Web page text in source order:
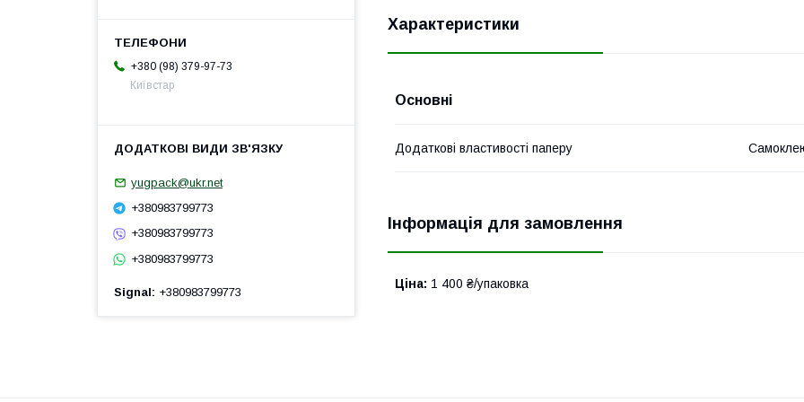
Характеристики
Основні
Додаткові властивості паперу
Інформація для замовлення
Ціна: 1 400 ₴/упаковка
+380 (98) 379-97-73
Київстар
yugpack@ukr.net
+380983799773
+380983799773
+380983799773
Signal +380983799773